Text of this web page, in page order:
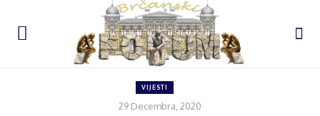
VIJESTI
29 Decembra, 2020